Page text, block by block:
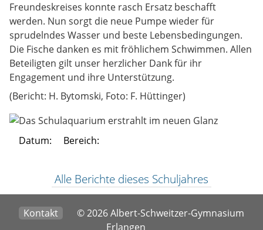
Freundeskreises konnte rasch Ersatz beschafft
werden. Nun sorgt die neue Pumpe wieder für
sprudelndes Wasser und beste Lebensbedingungen.
Die Fische danken es mit fröhlichem Schwimmen. Allen
Beteiligten gilt unser herzlicher Dank für ihr
Engagement und ihre Unterstützung.
(Bericht: H. Bytomski, Foto: F. Hüttinger)
Datum: Bereich:
Alle Berichte dieses Schuljahres
Kontakt
© 2026 Albert-Schweitzer-Gymnasium
Erlangen